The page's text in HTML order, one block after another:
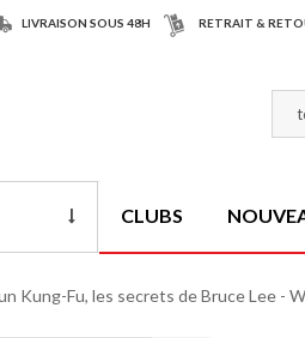
LIVRAISON SOUS 48H RETRAIT &
CLUBS
Kung-Fu, les secrets de Bruce Lee -